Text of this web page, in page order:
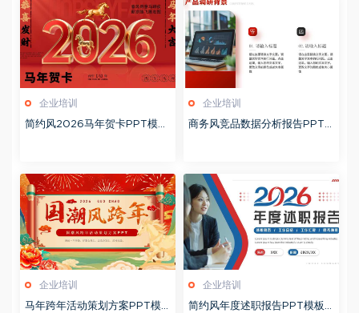
企业培训
简约风2026马年贺卡PPT模板
企业培训
商务风竞品数据分析报告PPT
企业培训
马年跨年活动策划方案PPT模
企业培训
简约风年度述职报告PPT模板2